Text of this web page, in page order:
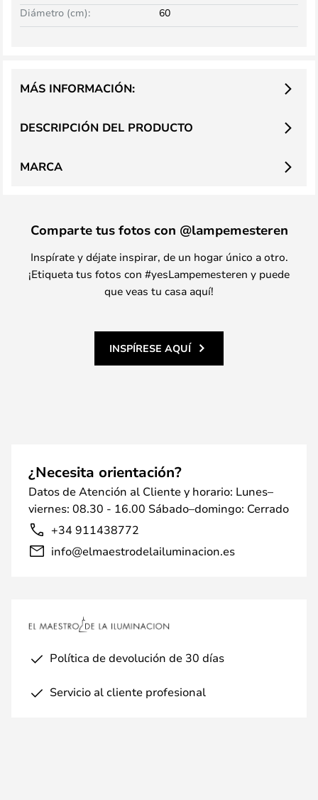
Diámetro (cm): 60
DESCRIPCIÓN DEL PRODUCTO
MÁS INFORMACIÓN:
MARCA
Comparte tus fotos con @lampemesteren
Inspírate y déjate inspirar, de un hogar único a otro.
¡Etiqueta tus fotos con #yesLampemesteren y puede
que veas tu casa aquí!
INSPÍRESE AQUÍ
¿Necesita orientación?
Datos de Atención al Cliente y horario: Lunes–
viernes: 08.30 - 16.00 Sábado–domingo: Cerrado
+34 911438772
info@elmaestrodelailuminacion.es
Política de devolución de 30 días
Servicio al cliente profesional